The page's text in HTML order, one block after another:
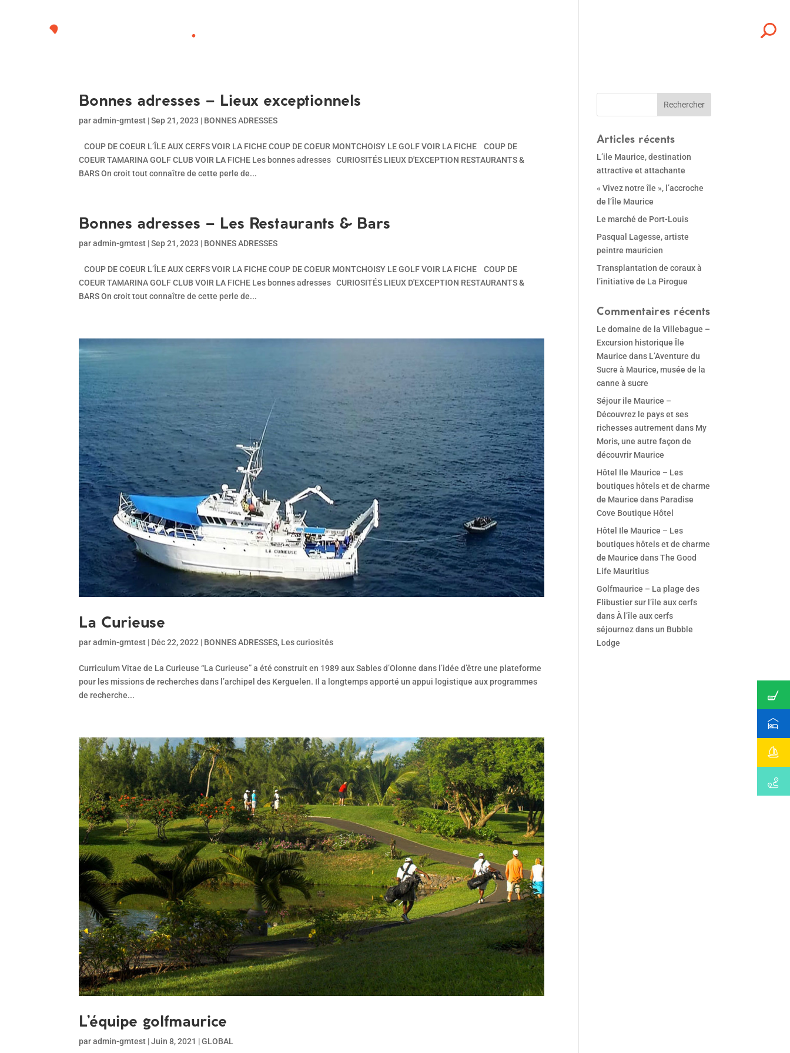
Bonnes adresses – Lieux exceptionnels
paradmin-gmtest |Sep 21, 2023 | BONNES ADRESSES
COUP DE COEUR L’ÎLE AUX CERFS VOIR LA FICHE COUP DE COEUR​ MONTCHOISY LE GOLF VOIR LA FICHE COUP DE
COEUR TAMARINA GOLF CLUB VOIR LA FICHE Les bonnes adresses CURIOSITÉS LIEUX D'EXCEPTION RESTAURANTS &
BARS On croit tout connaître de cette perle de...
Bonnes adresses – Les Restaurants & Bars
paradmin-gmtest |Sep 21, 2023 | BONNES ADRESSES
COUP DE COEUR L’ÎLE AUX CERFS VOIR LA FICHE COUP DE COEUR​ MONTCHOISY LE GOLF VOIR LA FICHE COUP DE
COEUR TAMARINA GOLF CLUB VOIR LA FICHE Les bonnes adresses CURIOSITÉS LIEUX D'EXCEPTION RESTAURANTS &
BARS On croit tout connaître de cette perle de...
La Curieuse
paradmin-gmtest | Déc 22, 2022 | BONNES ADRESSES, Les curiosités
Curriculum Vitae de La Curieuse “La Curieuse” a été construit en 1989 aux Sables d’Olonne dans l’idée d’être une plateforme
pour les missions de recherches dans l’archipel des Kerguelen. Il a longtemps apporté un appui logistique aux programmes
de recherche...
L’équipe golfmaurice
paradmin-gmtest |Juin 8, 2021 |GLOBAL
Articles récents
L’ile Maurice, destination
attractive et attachante
« Vivez notre île », l’accroche
de l’Île Maurice
Le marché de Port-Louis
Pasqual Lagesse, artiste
peintre mauricien
Transplantation de coraux à
l’initiative de La Pirogue
Commentaires récents
Le domaine de la Villebague –
Excursion historique Île
Maurice dans L’Aventure du
Sucre à Maurice, musée de la
canne à sucre
Séjour ile Maurice –
Découvrez le pays et ses
richesses autrementdans My
Moris, une autre façon de
découvrir Maurice
Hôtel Ile Maurice – Les
boutiques hôtels et de charme
de Maurice dans Paradise
Cove Boutique Hôtel
Hôtel Ile Maurice – Les
boutiques hôtels et de charme
de Maurice dansThe Good
Life Mauritius
Golfmaurice – La plage des
Flibustier sur l’île aux cerfs
dansÀ l’île aux cerfs
séjournez dans un Bubble
Lodge